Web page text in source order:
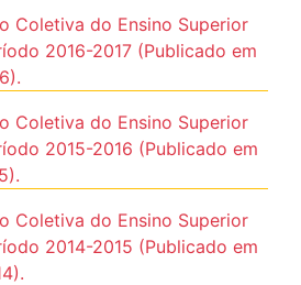
Coletiva do Ensino Superior
2016-2017 (Publicado em
Coletiva do Ensino Superior
2015-2016 (Publicado em
Coletiva do Ensino Superior
2014-2015 (Publicado em